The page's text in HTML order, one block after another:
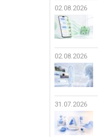
02.08.2026
02.08.2026
31.07.2026